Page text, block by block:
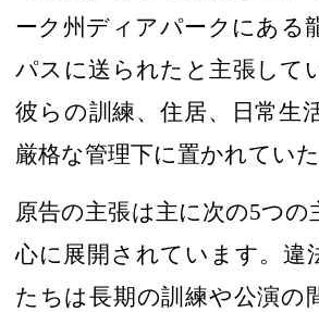
ーク州ディアパークにある
パス に送られたと主張して
彼らの訓練、住居、日常生
厳格な管理下に置かれていた
原告の主張は主に次の5つの
心に展開されています。 違
たちは長期の訓練や公演の